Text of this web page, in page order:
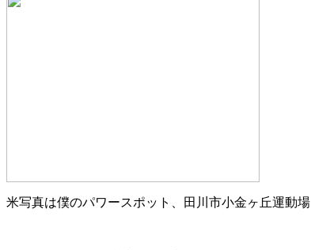
米写真は僕のパワースポット、田川市小金ヶ丘運動場